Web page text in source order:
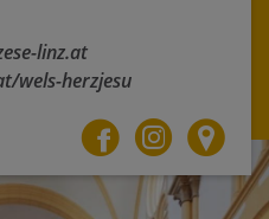
linz.at
wels-herzjesu